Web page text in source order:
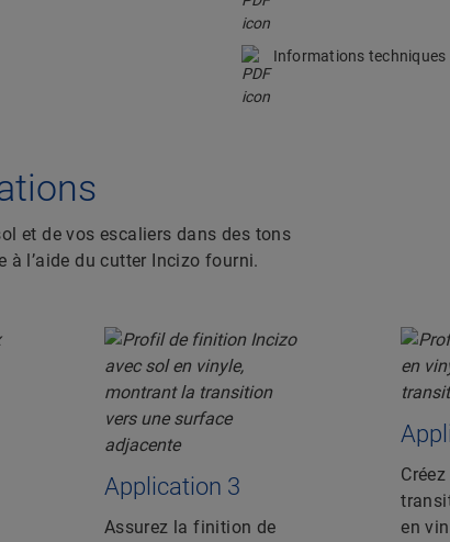
Informations techniques
et de vos escaliers dans des tons
l’aide du cutter Incizo fourni.
Application 3
Assurez la finition de
en